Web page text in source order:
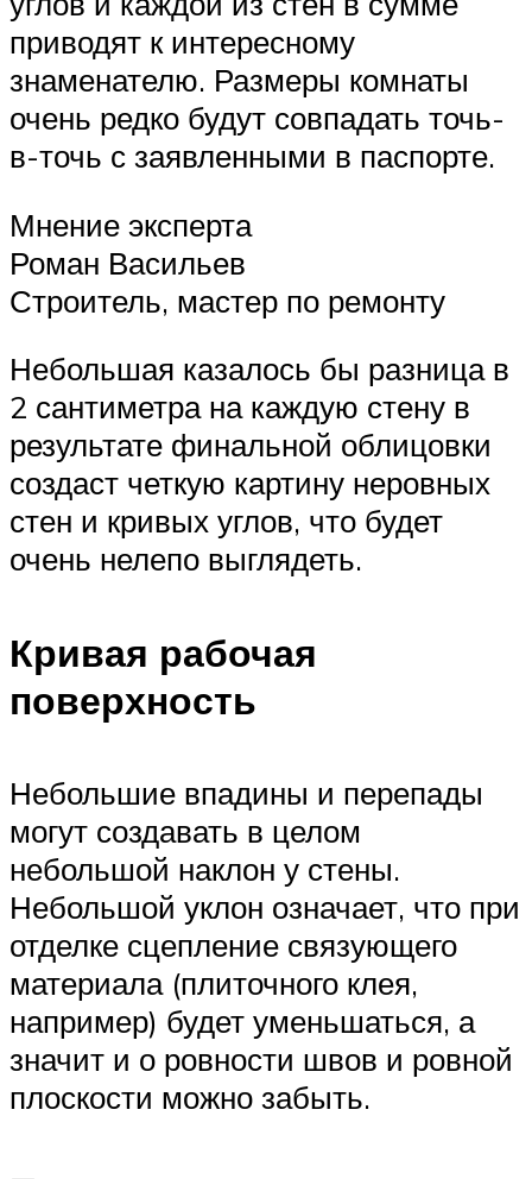
приводят к интересному
знаменателю. Размеры комнаты
очень редко будут совпадать точь-
в-точь с заявленными в паспорте.
Мнение эксперта
Роман Васильев
Строитель, мастер по ремонту
Небольшая казалось бы разница в
2 сантиметра на каждую стену в
результате финальной облицовки
создаст четкую картину неровных
стен и кривых углов, что будет
очень нелепо выглядеть.
Кривая рабочая
поверхность
Небольшие впадины и перепады
могут создавать в целом
небольшой наклон у стены.
Небольшой уклон означает, что при
отделке сцепление связующего
материала (плиточного клея,
например) будет уменьшаться, а
значит и о ровности швов и ровной
плоскости можно забыть.